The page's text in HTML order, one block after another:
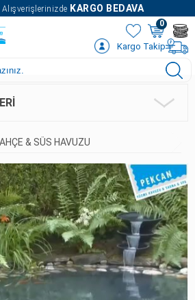
KARGO BEDAVA
0
Kargo Takip
& SÜS HAVUZU